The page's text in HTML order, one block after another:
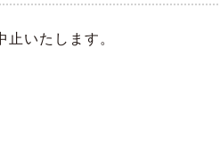
いたします。